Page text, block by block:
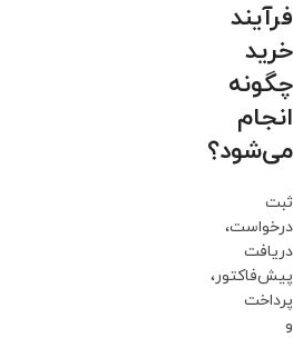
فرآیند
خرید
چگونه
انجام
می‌شود؟
ثبت
درخواست،
دریافت
پیش‌فاکتور،
پرداخت
و